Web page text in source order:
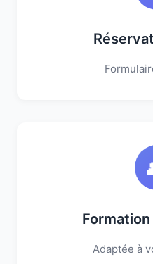
Adaptée à